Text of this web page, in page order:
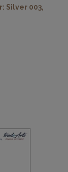
Silver 003,